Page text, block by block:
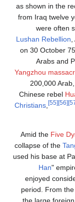
as shown
from Iraq
Lushan
on 30
Yangzhou
Chinese
Christians,
Amid
collapse
used his
period.